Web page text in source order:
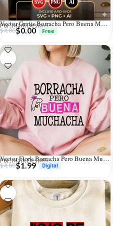
Vector Gratis Borracha Pero Buena Muchacha Diseño para Sublimación
Por: Mark Designs
$4.00$0.00
Vector Flork Borracha Pero Buena Muchacha Diseño Sublimación
Por: Mark Designs
$4.00$1.99